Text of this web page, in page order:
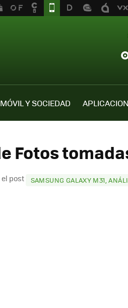
MÓVIL Y SOCIEDAD
Fotos
el post SAMSUNG GALAXY M31,